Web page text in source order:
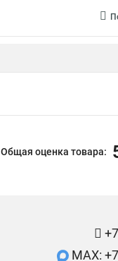
Общая оценка товара:
MAX: